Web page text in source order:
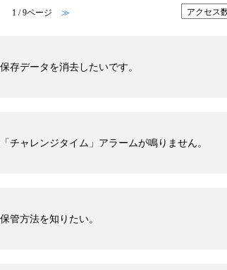
1 / 9ページ ≫
存データを消去したいです。
チャレンジタイム」アラームが鳴りません。
管方法を知りたい。